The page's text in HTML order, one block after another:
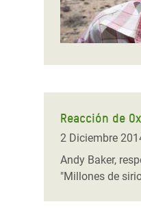
Reacción de
2 Diciembre
Andy Baker,
"Millones de